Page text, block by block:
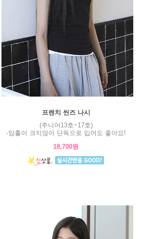
프렌치 씬즈 나시
(주니어13호~17호)
-암홀이 크지않아 단독으로 입어도 좋아요!
18,700원